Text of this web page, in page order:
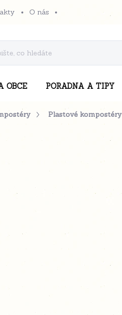
O nás
OBCE PORADNA A TIPY
Plastové kompostéry